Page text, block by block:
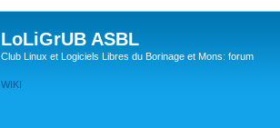
LoLiGrUB ASBL
Club Linux et Logiciels Libres du Borinage et Mons: forum
WIKI